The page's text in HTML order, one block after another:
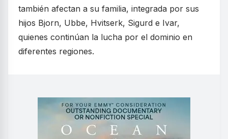
también afectan a su familia, integrada por sus
hijos Bjorn, Ubbe, Hvitserk, Sigurd e Ivar,
quienes continúan la lucha por el dominio en
diferentes regiones.